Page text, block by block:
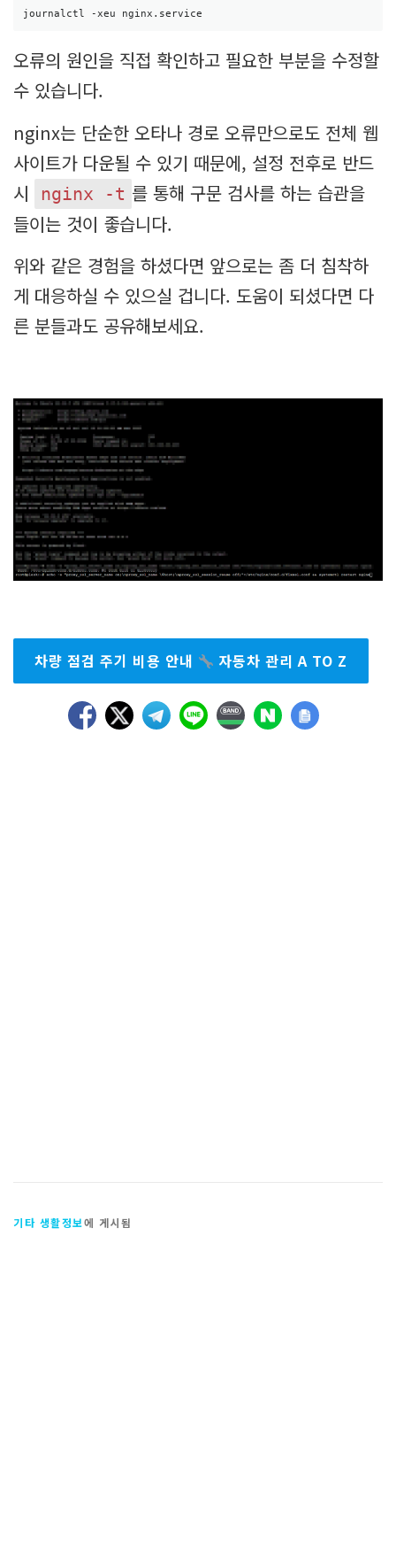
journalctl -xeu nginx.service
오류의 원인을 직접 확인하고 필요한 부분을 수정할
수 있습니다.
nginx는 단순한 오타나 경로 오류만으로도 전체 웹
사이트가 다운될 수 있기 때문에, 설정 전후로 반드
시
nginx -t 를 통해 구문 검사를 하는 습관을
들이는 것이 좋습니다.
위와 같은 경험을 하셨다면 앞으로는 좀 더 침착하
게 대응하실 수 있으실 겁니다. 도움이 되셨다면 다
른 분들과도 공유해보세요.
차량 점검 주기 비용 안내 자동차 관리 A TO Z
기타 생활정보에 게시됨